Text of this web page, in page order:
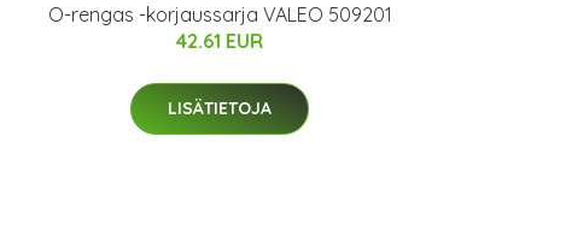
O-rengas -korjaussarja VALEO 509201
42.61 EUR
LISÄTIETOJA